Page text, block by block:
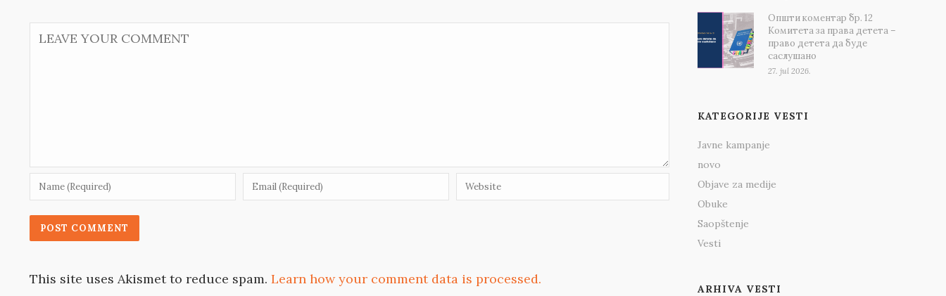
This site uses Akismet to reduce spam. Learn how your comment data is processed.
Општи коментар бр. 12
Комитета за права детета –
право детета да буде
саслушано
27. jul 2026.
KATEGORIJE VESTI
Javne kampanje
novo
Objave za medije
Obuke
Saopštenje
Vesti
ARHIVA VESTI